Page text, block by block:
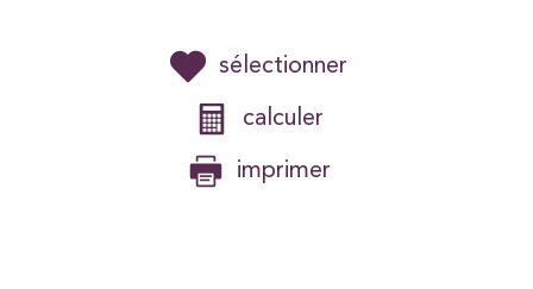
sélectionner
calculer
imprimer